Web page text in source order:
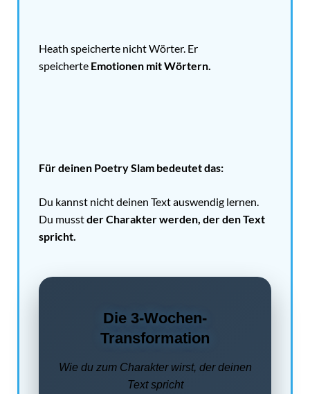
Heath speicherte nicht Wörter. Er
speicherte Emotionen mit Wörtern.
Für deinen Poetry Slam bedeutet das:
Du kannst nicht deinen Text auswendig lernen.
Du musstder Charakter werden, der den Text
spricht.
Die 3-Wochen-
Transformation
Wie du zum Charakter wirst, der deinen
Text spricht